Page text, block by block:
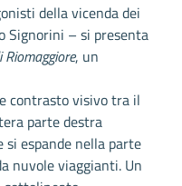
della vicenda dei
Signorini – si presenta
, un
contrasto visivo tra il
parte destra
si espande nella parte
nuvole viaggianti. Un